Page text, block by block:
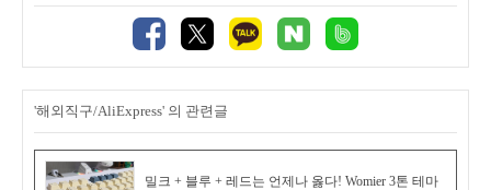
'해외직구/AliExpress' 의 관련글
밀크 + 블루 + 레드는 언제나 옳다! Womier 3톤 테마